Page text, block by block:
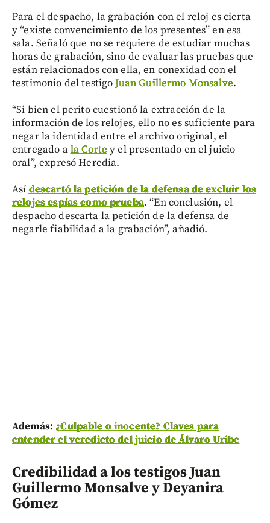
Para el despacho, la grabación con el reloj es cierta
y “existe convencimiento de los presentes” en esa
sala. Señaló que no se requiere de estudiar muchas
horas de grabación, sino de evaluar las pruebas que
están relacionados con ella, en conexidad con el
testimonio del testigoJuan Guillermo Monsalve.
“Si bien el perito cuestionó la extracción de la
información de los relojes, ello no es suficiente para
negar la identidad entre el archivo original, el
entregado ala Corte y el presentado en el juicio
oral”, expresó Heredia.
Así descartó la petición de la defensa de excluir los
relojes espías como prueba. “En conclusión, el
despacho descarta la petición de la defensa de
negarle fiabilidad a la grabación”, añadió.
Además: ¿Culpable o inocente? Claves para
entender el veredicto del juicio de Álvaro Uribe
Credibilidad a los testigos Juan
Guillermo Monsalve y Deyanira
Gómez